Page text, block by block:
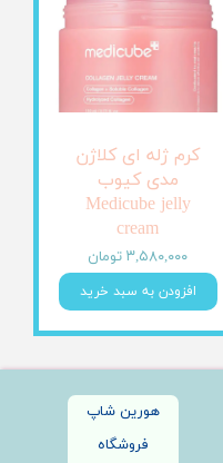
کرم ژله ای کلاژن
مدی کیوب
Medicube jelly
cream
۳,۵۸۰,۰۰۰ تومان
افزودن به سبد خرید
هورین شاپ
فروشگاه